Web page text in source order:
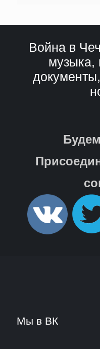
Война в
музыка,
Мы в ВК